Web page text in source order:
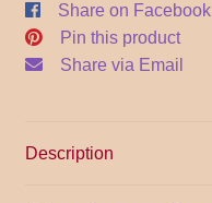
Time Slots Booking
Women
Share on Facebook
Pin this product
Share via Email
Description